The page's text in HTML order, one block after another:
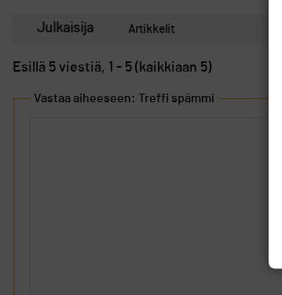
Julkaisija Artikkelit
Esillä 5 viestiä, 1 - 5 (kaikkiaan 5)
Vastaa aiheeseen: Treffi spämmi